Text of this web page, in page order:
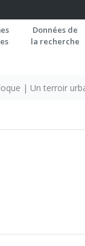
Données de
la recherche
| Un terroir